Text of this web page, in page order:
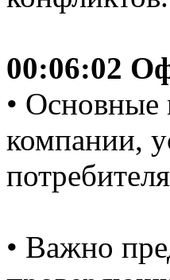
00:06:02
•
компании,
• Важно